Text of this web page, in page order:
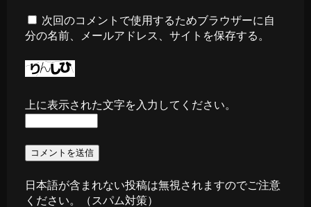
次回のコメントで使用するためブラウザーに自
分の名前、メールアドレス、サイトを保存する。
上に表示された文字を入力してください。
日本語が含まれない投稿は無視されますのでご注意
ください。（スパム対策）